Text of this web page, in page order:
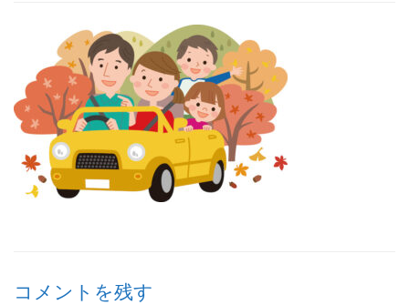
コメントを残す